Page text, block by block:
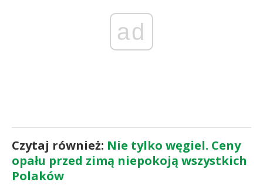
ad
Czytaj również: Nie tylko węgiel. Ceny
opału przed zimą niepokoją wszystkich
Polaków